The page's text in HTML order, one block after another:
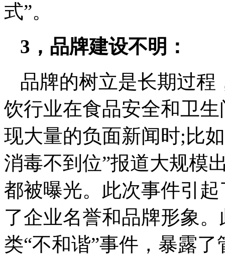
式”。
3，品牌建设不明：
品牌的树立是长期过
饮行业在食品安全和卫
现大量的负面新闻时;比
消毒不到位”报道大规模
都被曝光。此次事件引
了企业名誉和品牌形象
类“不和谐”事件，暴露了